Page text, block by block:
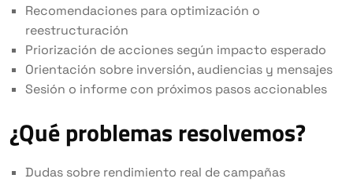
Recomendaciones para optimización o
reestructuración
Priorización de acciones según impacto esperado
Orientación sobre inversión, audiencias y mensajes
Sesión o informe con próximos pasos accionables
¿Qué problemas resolvemos?
Dudas sobre rendimiento real de campañas